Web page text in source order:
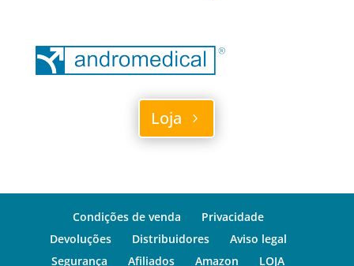
Loja
Condições de venda
Privacidade
Devoluções
Distribuidores
Aviso legal
Segurança
Afiliados Amazon LOJA